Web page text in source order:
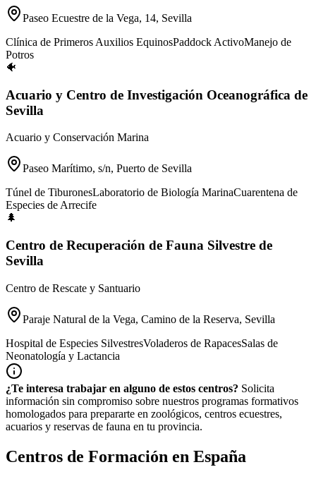
Paseo Ecuestre de la Vega, 14, Sevilla
Clínica de Primeros Auxilios EquinosPaddock ActivoManejo de
Potros
🐠
Acuario y Centro de Investigación Oceanográfica de
Sevilla
Acuario y Conservación Marina
Paseo Marítimo, s/n, Puerto de Sevilla
Túnel de TiburonesLaboratorio de Biología MarinaCuarentena de
Especies de Arrecife
🌲
Centro de Recuperación de Fauna Silvestre de
Sevilla
Centro de Rescate y Santuario
Paraje Natural de la Vega, Camino de la Reserva, Sevilla
Hospital de Especies SilvestresVoladeros de RapacesSalas de
Neonatología y Lactancia
¿Te interesa trabajar en alguno de estos centros? Solicita
información sin compromiso sobre nuestros programas formativos
homologados para prepararte en zoológicos, centros ecuestres,
acuarios y reservas de fauna en tu provincia.
Centros de Formación en España